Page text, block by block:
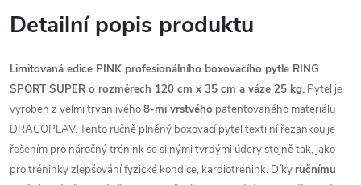
Detailní popis produktu
Limitovaná edice PINK profesionálního boxovacího pytle RING
SPORT SUPER o rozměrech 120 cm x 35 cm a váze 25 kg. Pytel je
vyroben z velmi trvanlivého8-mi vrstvého patentovaného materiálu
DRACOPLAV. Tento ručně plněný boxovací pytel textilní řezankou je
řešením pro náročný trénink se silnými tvrdými údery stejně tak, jako
pro tréninky zlepšování fyzické kondice, kardiotrénink. Díky ručnímu